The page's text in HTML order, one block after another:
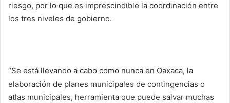
riesgo, por lo que es imprescindible la coordinación entre
los tres niveles de gobierno.
“Se está llevando a cabo como nunca en Oaxaca, la
elaboración de planes municipales de contingencias o
atlas municipales, herramienta que puede salvar muchas